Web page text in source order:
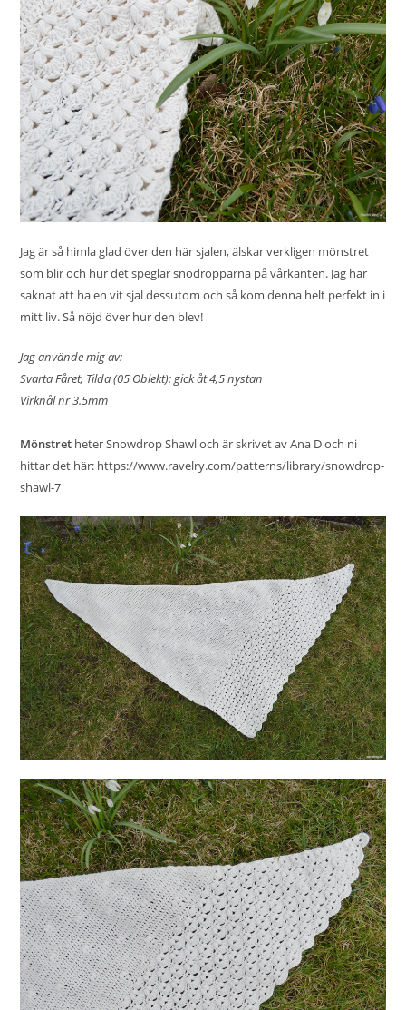
Jag är så himla glad över den här sjalen, älskar verkligen mönstret
som blir och hur det speglar snödropparna på vårkanten. Jag har
saknat att ha en vit sjal dessutom och så kom denna helt perfekt in i
mitt liv. Så nöjd över hur den blev!
Jag använde mig av:
Svarta Fåret, Tilda (05 Oblekt): gick åt 4,5 nystan
Virknål nr 3.5mm
Mönstret heter Snowdrop Shawl och är skrivet av Ana D och ni
hittar det här: https://www.ravelry.com/patterns/library/snowdrop-
shawl-7